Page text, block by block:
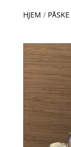
HJEM / PÅSKE